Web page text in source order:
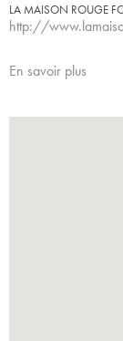
LA MAISON ROUGE
http://
En savoir plus